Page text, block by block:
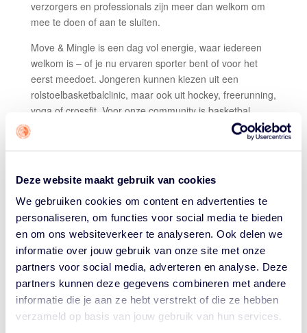
Deze website maakt gebruik van cookies
We gebruiken cookies om content en advertenties te
personaliseren, om functies voor social media te bieden
en om ons websiteverkeer te analyseren. Ook delen we
informatie over jouw gebruik van onze site met onze
partners voor social media, adverteren en analyse. Deze
partners kunnen deze gegevens combineren met andere
informatie die je aan ze hebt verstrekt of die ze hebben
verzameld op basis van jouw gebruik van hun services.
verzorgers en professionals zijn meer dan welkom om
mee te doen of aan te sluiten.
Move & Mingle is een dag vol energie, waar iedereen
welkom is – of je nu ervaren sporter bent of voor het
eerst meedoet. Jongeren kunnen kiezen uit een
rolstoelbasketbalclinic, maar ook uit hockey, freerunning,
yoga of crossfit. Voor onze community is basketbal
natuurlijk het sportief hoogtepunt: samen spelen, in een
rolstoel leren spelen en vooral plezier maken, ongeacht
een middel om elkaar te ontmoeten en samen sterker te
Naast het sporten zijn er creatieve workshops en
gesprekssessies over thema’s als identiteit,
zelfvertrouwen en coming-out. Er is ruimte om
ervaringen te delen, nieuwe inspiratie op te doen en
gewoon plezier te hebben met leeftijdsgenoten. Voor
ouders, verzorgers en professionals uit bijvoorbeeld
onderwijs of zorg is er een aparte inspiratiesessie,
waarin zij handvatten krijgen om jongeren beter te